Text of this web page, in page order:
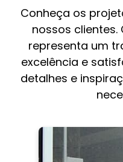
Conheça os
nossos
representa um
excelência e
detalhes e